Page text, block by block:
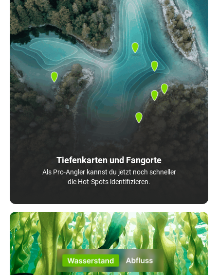
Tiefenkarten und Fangorte
Als Pro-Angler kannst du jetzt noch schneller
die Hot-Spots identifizieren.